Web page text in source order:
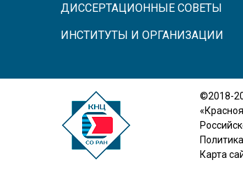
ДИССЕРТАЦИОННЫЕ СОВЕТЫ
ИНСТИТУТЫ И ОРГАНИЗАЦИИ
©2018-
Карта